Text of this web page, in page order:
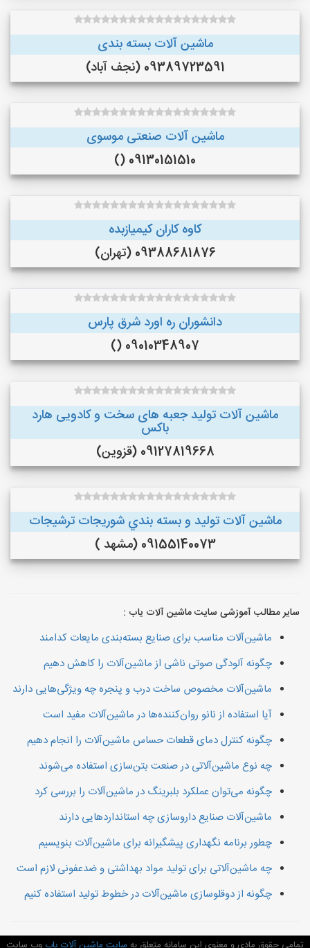
ماشین آلات بسته بندی
09389723591 (نجف‌ آباد)
ماشین آلات صنعتی موسوی
09130151510 ()
کاوه کاران کیمیازبده
09388681876 (تهران)
دانشوران ره اورد شرق پارس
09010348907 ()
ماشین آلات تولید جعبه های سخت و کادویی هارد
باکس
09127819668 (قزوین)
ماشین آلات توليد و بسته بندي شوريجات ترشيجات
09155140073 (مشهد )
سایر مطالب آموزشی سایت ماشین آلات یاب :
ماشین‌آلات مناسب برای صنایع بسته‌بندی مایعات کدامند
چگونه آلودگی صوتی ناشی از ماشین‌آلات را کاهش دهیم
ماشین‌آلات مخصوص ساخت درب و پنجره چه ویژگی‌هایی دارند
آیا استفاده از نانو روان‌کننده‌ها در ماشین‌آلات مفید است
چگونه کنترل دمای قطعات حساس ماشین‌آلات را انجام دهیم
چه نوع ماشین‌آلاتی در صنعت بتن‌سازی استفاده می‌شوند
چگونه می‌توان عملکرد بلبرینگ در ماشین‌آلات را بررسی کرد
ماشین‌آلات صنایع داروسازی چه استانداردهایی دارند
چطور برنامه نگهداری پیشگیرانه برای ماشین‌آلات بنویسیم
چه ماشین‌آلاتی برای تولید مواد بهداشتی و ضدعفونی لازم است
چگونه از دوقلو‌سازی ماشین‌آلات در خطوط تولید استفاده کنیم